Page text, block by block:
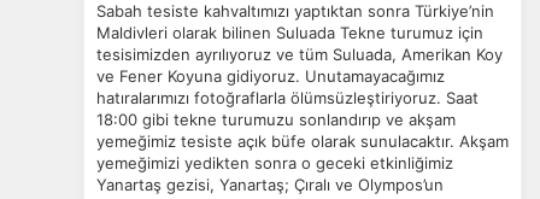
Sabah tesiste kahvaltımızı yaptıktan sonra Türkiye’nin
Maldivleri olarak bilinen Suluada Tekne turumuz için
tesisimizden ayrılıyoruz ve tüm Suluada, Amerikan Koy
ve Fener Koyuna gidiyoruz. Unutamayacağımız
hatıralarımızı fotoğraflarla ölümsüzleştiriyoruz. Saat
18:00 gibi tekne turumuzu sonlandırıp ve akşam
yemeğimiz tesiste açık büfe olarak sunulacaktır. Akşam
yemeğimizi yedikten sonra o geceki etkinliğimiz
Yanartaş gezisi, Yanartaş; Çıralı ve Olympos’un